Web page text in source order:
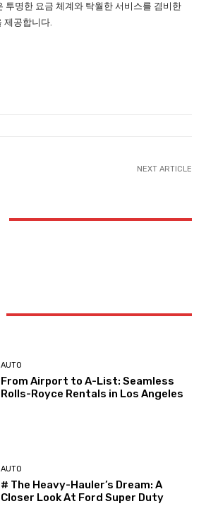
명한 요금 체계와 탁월한 서비스를 겸비한
제공합니다.
NEXT ARTICLE
AUTO
From Airport to A-List: Seamless
Rolls-Royce Rentals in Los Angeles
AUTO
# The Heavy-Hauler’s Dream: A
Closer Look At Ford Super Duty